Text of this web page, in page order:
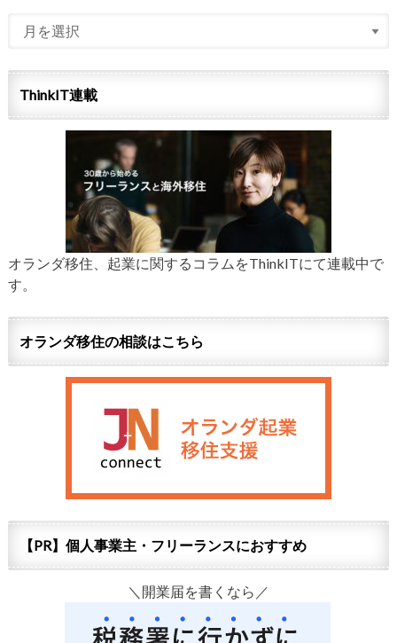
ThinkIT連載
オランダ移住、起業に関するコラムをThinkITにて連載中で
す。
オランダ移住の相談はこちら
【PR】個人事業主・フリーランスにおすすめ
＼開業届を書くなら／